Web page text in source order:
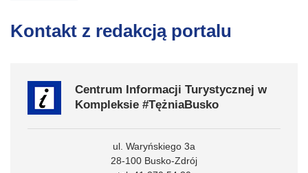
Kontakt z redakcją portalu
Centrum Informacji Turystycznej w
Kompleksie #TężniaBusko
ul. Waryńskiego 3a
28-100 Busko-Zdrój